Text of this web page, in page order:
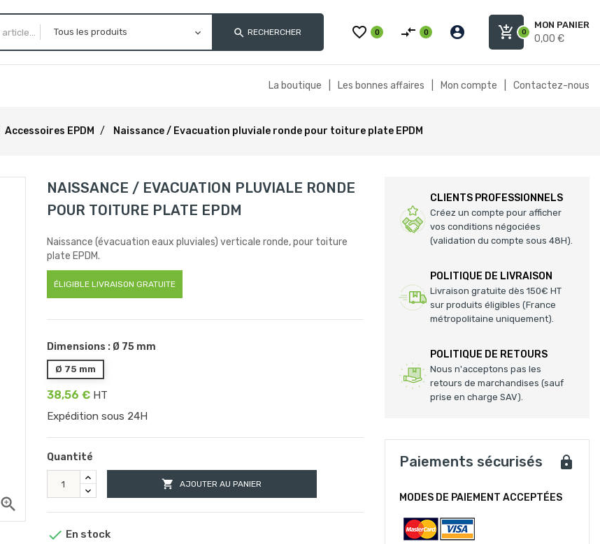
search RECHERCHER add_shopping_cart 0
MON PANIER
0,00 €
account_circle
compare_arrows 0
favorite_border 0
La boutique Les bonnes affaires Mon compte Contactez-nous
Accessoires EPDM Naissance / Evacuation pluviale ronde pour toiture plate EPDM
zoom_in
NAISSANCE / EVACUATION PLUVIALE RONDE
POUR TOITURE PLATE EPDM
Naissance (évacuation eaux pluviales) verticale ronde, pour toiture
plate EPDM.
ÉLIGIBLE LIVRAISON GRATUITE
Dimensions : Ø 75 mm
Ø 75 mm
38,56 €HT
Expédition sous 24H
Quantité
 AJOUTER AU PANIER
 En stock
CLIENTS PROFESSIONNELS
Créez un compte pour afficher
vos conditions négociées
(validation du compte sous 48H).
POLITIQUE DE LIVRAISON
Livraison gratuite dès 150€ HT
sur produits éligibles (France
métropolitaine uniquement).
POLITIQUE DE RETOURS
Nous n'acceptons pas les
retours de marchandises (sauf
prise en charge SAV).
Paiements sécurisés
MODES DE PAIEMENT ACCEPTÉES